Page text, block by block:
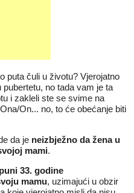
puta čuli u životu? Vjerojatno
no tada vam je ta
i zakleli ste se svime na
On... no, to će obećanje biti
da je neizbježno da žena u
mami.
33. godine
mamu, uzimajući u obzir